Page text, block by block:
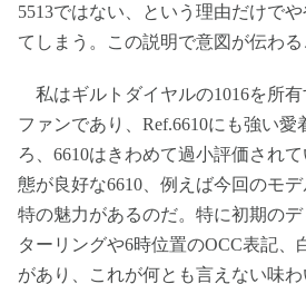
5513ではない、という理由だけで
てしまう。この説明で意図が伝わる
私はギルトダイヤルの1016を所
ファンであり、Ref.6610にも強い愛
ろ、6610はきわめて過小評価され
態が良好な6610、例えば今回のモ
特の魅力があるのだ。特に初期の
ターリングや6時位置のOCC表記、
があり、これが何とも言えない味